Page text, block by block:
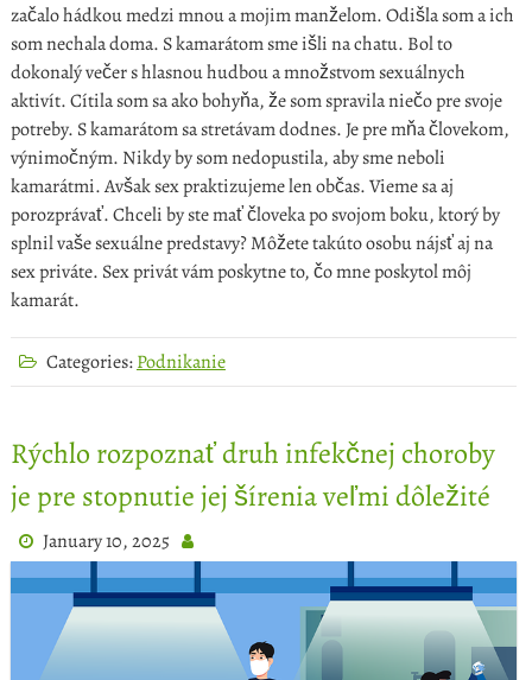
začalo hádkou medzi mnou a mojim manželom. Odišla som a ich
som nechala doma. S kamarátom sme išli na chatu. Bol to
dokonalý večer s hlasnou hudbou a množstvom sexuálnych
aktivít. Cítila som sa ako bohyňa, že som spravila niečo pre svoje
potreby. S kamarátom sa stretávam dodnes. Je pre mňa človekom,
výnimočným. Nikdy by som nedopustila, aby sme neboli
kamarátmi. Avšak sex praktizujeme len občas. Vieme sa aj
porozprávať.Chceli by ste mať človeka po svojom boku, ktorý by
splnil vaše sexuálne predstavy? Môžete takúto osobu nájsť aj na
sex priváte. Sex privát vám poskytne to, čo mne poskytol môj
kamarát.
Categories:Podnikanie
Rýchlo rozpoznať druh infekčnej choroby
je pre stopnutie jej šírenia veľmi dôležité
January 10, 2025